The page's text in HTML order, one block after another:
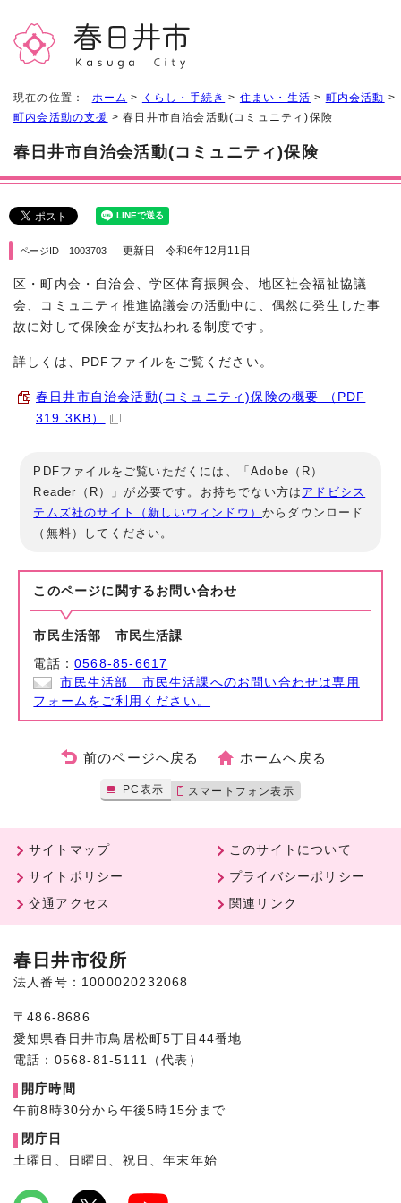
現在の位置： ホーム > くらし・手続き > 住まい・生活 > 町内会活動 >
町内会活動の支援 > 春日井市自治会活動(コミュニティ)保険
春日井市自治会活動(コミュニティ)保険
ページID 1003703 更新日 令和6年12月11日
区・町内会・自治会、学区体育振興会、地区社会福祉協議
会、コミュニティ推進協議会の活動中に、偶然に発生した事
故に対して保険金が支払われる制度です。
詳しくは、PDFファイルをご覧ください。
春日井市自治会活動(コミュニティ)保険の概要 （PDF
319.3KB）
PDFファイルをご覧いただくには、「Adobe（R）
Reader（R）」が必要です。お持ちでない方は アドビシス
テムズ社のサイト（新しいウィンドウ）からダウンロード
（無料）してください。
このページに関する お問い合わせ
市民生活部 市民生活課
電話：0568-85-6617
市民生活部 市民生活課へのお問い合わせは専用
フォームをご利用ください。
前のページへ戻る ホームへ戻る
PC表示 スマートフォン表示
サイトマップ
このサイトについて
サイトポリシー
プライバシーポリシー
交通アクセス
関連リンク
春日井市役所
法人番号：1000020232068
〒486-8686
愛知県春日井市鳥居松町5丁目44番地
電話：0568-81-5111（代表）
開庁時間
午前8時30分から午後5時15分まで
閉庁日
土曜日、日曜日、祝日、年末年始